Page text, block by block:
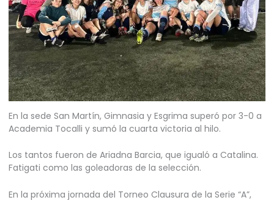
En la sede San Martín, Gimnasia y Esgrima superó por 3-0 a
Academia Tocalli y sumó la cuarta victoria al hilo.
Los tantos fueron de Ariadna Barcia, que igualó a Catalina.
Fatigati como las goleadoras de la selección.
En la próxima jornada del Torneo Clausura de la Serie “A”,